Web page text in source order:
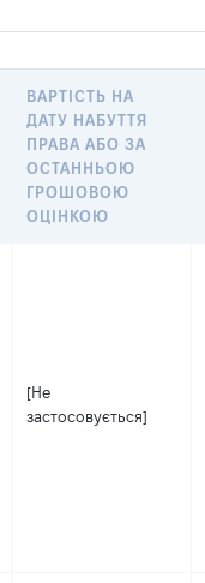
ВАРТІСТЬ НА
ДАТУ НАБУТТЯ
ПРАВА АБО ЗА
ОСТАННЬОЮ
ГРОШОВОЮ
ОЦІНКОЮ
[Не
застосовується]